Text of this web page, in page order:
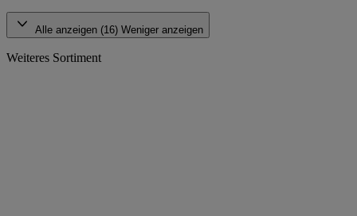
Alle anzeigen (16) Weniger anzeigen
Weiteres Sortiment